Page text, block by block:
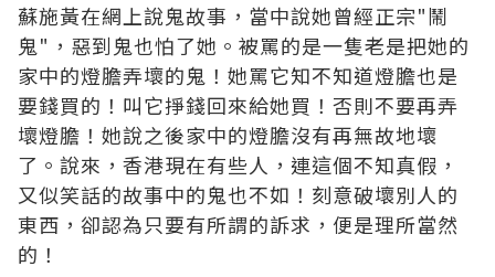
蘇施黃在網上說鬼故事，當中說她曾經正宗"鬧
鬼"，惡到鬼也怕了她。被罵的是一隻老是把她的
家中的燈膽弄壞的鬼！她罵它知不知道燈膽也是
要錢買的！叫它掙錢回來給她買！否則不要再弄
壞燈膽！她說之後家中的燈膽沒有再無故地壞
了。說來，香港現在有些人，連這個不知真假，
又似笑話的故事中的鬼也不如！刻意破壞別人的
東西，卻認為只要有所謂的訴求，便是理所當然
的！